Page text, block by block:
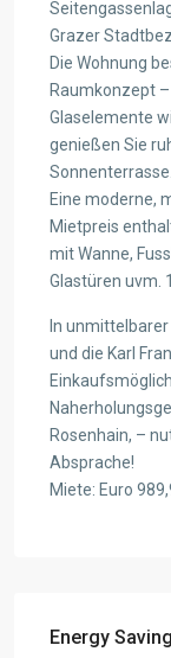
Grazer
Die Wohnung
Raumkonzept
Glaselemente
genießen Sie
Sonnenterrasse.
Eine moderne,
Mietpreis
mit Wanne,
Glastüren uvm.
In
und die Karl
Rosenhain, –
Absprache!
Miete: Euro
Energy